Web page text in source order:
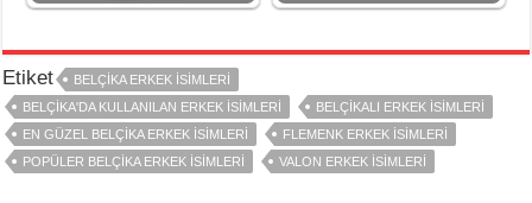
Etiket
BELÇIKA ERKEK İSIMLERI
BELÇIKA'DA KULLANILAN ERKEK ISIMLERI
BELÇIKALI ERKEK İSIMLERI
EN GÜZEL BELÇIKA ERKEK İSIMLERI
FLEMENK ERKEK ISIMLERI
POPÜLER BELÇIKA ERKEK İSIMLERI
VALON ERKEK ISIMLERI